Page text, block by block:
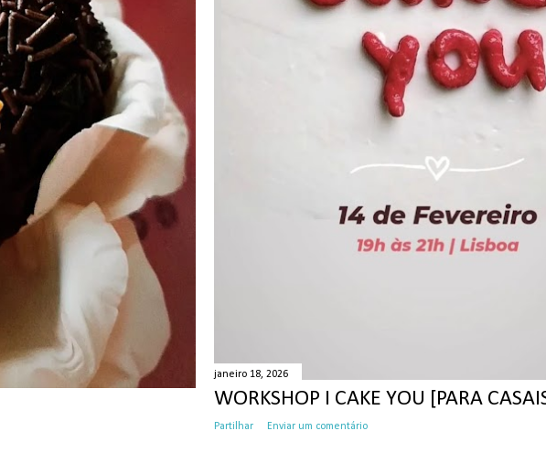
janeiro 18, 2026
WORKSHOP I CAKE YOU [PARA
Partilhar Enviar um comentário